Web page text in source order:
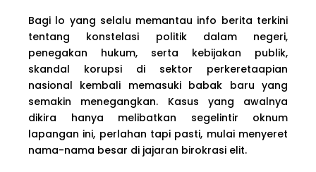
Bagi lo yang selalu memantau info berita terkini
tentang konstelasi politik dalam negeri,
penegakan hukum, serta kebijakan publik,
skandal korupsi di sektor perkeretaapian
nasional kembali memasuki babak baru yang
semakin menegangkan. Kasus yang awalnya
dikira hanya melibatkan segelintir oknum
lapangan ini, perlahan tapi pasti, mulai menyeret
nama-nama besar di jajaran birokrasi elit.